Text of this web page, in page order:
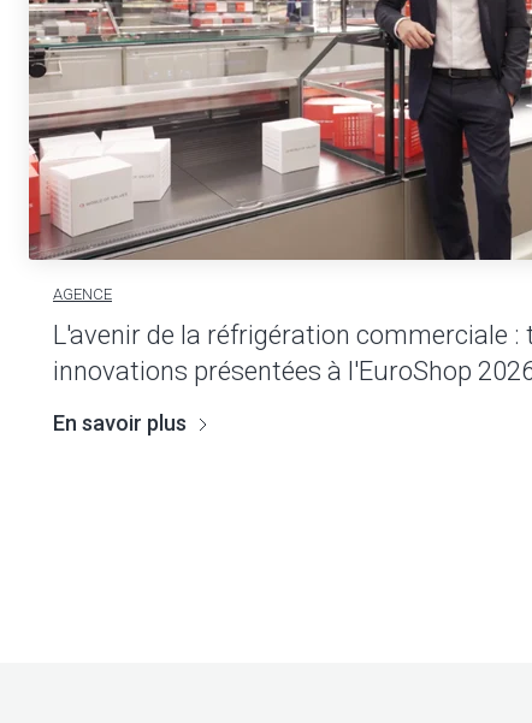
AGENCE
L'avenir de la réfrigération commerciale :
innovations présentées à l'EuroShop
En savoir plus